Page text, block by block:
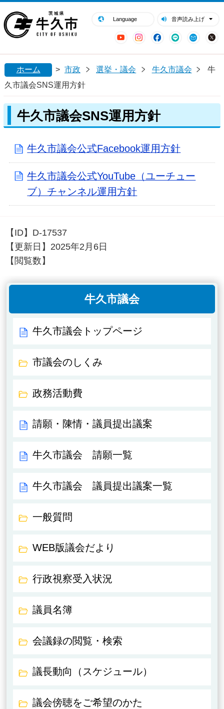
Language 音声読み上げ
YouTubeInstagram
Facebook
LINE Mail
閉じる
ホーム > 市政 選挙・議会 牛久市議会
牛
久市議会SNS運用方針
牛久市議会SNS運用方針
牛久市議会公式Facebook運用方針
牛久市議会公式YouTube（ユーチュー
ブ）チャンネル運用方針
【ID】 D-17537
【更新日】 2025年2月6日
【閲覧数】
牛久市議会
牛久市議会トップページ
市議会のしくみ
政務活動費
請願・陳情・議員提出議案
牛久市議会 請願一覧
牛久市議会 議員提出議案一覧
一般質問
WEB版議会だより
行政視察受入状況
議員名簿
会議録の閲覧・検索
議長動向（スケジュール）
議会傍聴をご希望のかた